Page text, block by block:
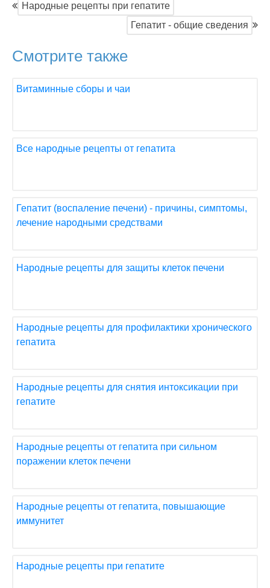
Народные рецепты при гепатите
Гепатит - общие сведения
Смотрите также
Витаминные сборы и чаи
Все народные рецепты от гепатита
Гепатит (воспаление печени) - причины, симптомы,
лечение народными средствами
Народные рецепты для защиты клеток печени
Народные рецепты для профилактики хронического
гепатита
Народные рецепты для снятия интоксикации при
гепатите
Народные рецепты от гепатита при сильном
поражении клеток печени
Народные рецепты от гепатита, повышающие
иммунитет
Народные рецепты при гепатите